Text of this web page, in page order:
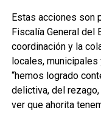
Estas acciones son
Fiscalía General del
coordinación y la
locales,
“hemos logrado
delictiva, del
ver que ahorita